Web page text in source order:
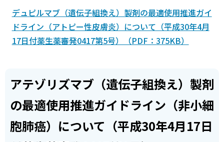
デュピルマブ（遺伝子組換え）製剤の最適使用推進ガイ
ドライン（アトピー性皮膚炎）について（平成30年4月
17日付薬生薬審発0417第5号）（PDF：375KB）
アテゾリズマブ（遺伝子組換え）製剤
の最適使用推進ガイドライン（非小細
胞肺癌）について（平成30年4月17日